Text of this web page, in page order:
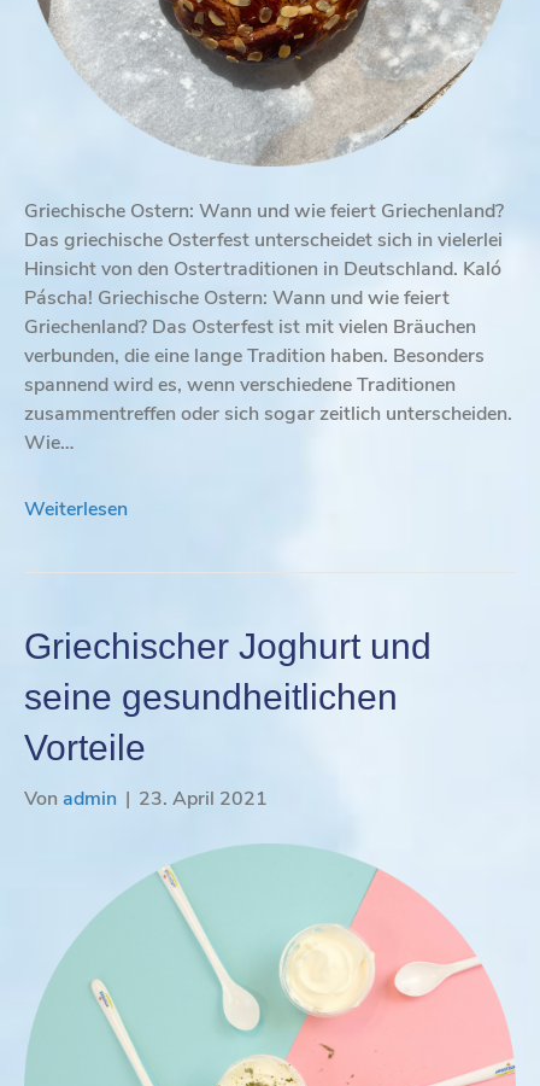
Griechische Ostern: Wann und wie feiert Griechenland?
Das griechische Osterfest unterscheidet sich in vielerlei
Hinsicht von den Ostertraditionen in Deutschland. Kaló
Páscha! Griechische Ostern: Wann und wie feiert
Griechenland? Das Osterfest ist mit vielen Bräuchen
verbunden, die eine lange Tradition haben. Besonders
spannend wird es, wenn verschiedene Traditionen
zusammentreffen oder sich sogar zeitlich unterscheiden.
Wie…
Weiterlesen
Griechischer Joghurt und
seine gesundheitlichen
Vorteile
Von admin | 23. April 2021